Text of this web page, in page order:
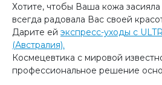
Хотите, чтобы Ваша кожа
всегда радовала Вас своей
Дарите ей экспресс-уходы с
(Австралия).
Космецевтика с мировой
профессиональное решение